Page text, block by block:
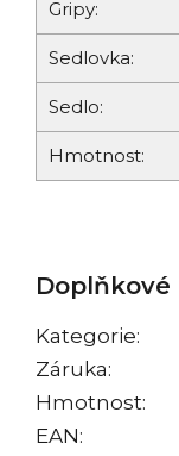
Gripy:
Sedlovka:
Sedlo:
Hmotnost:
Kategorie:
Záruka:
Hmotnost:
EAN: